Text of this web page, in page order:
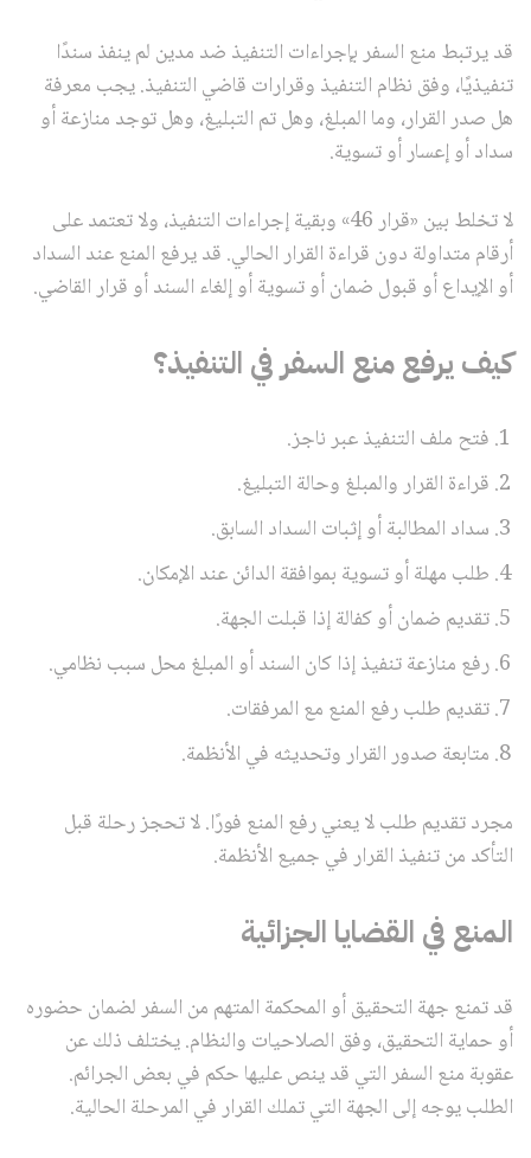
قد يرتبط منع السفر بإجراءات التنفيذ ضد مدين لم ينفذ سندًا
تنفيذيًا، وفق نظام التنفيذ وقرارات قاضي التنفيذ. يجب معرفة
هل صدر القرار، وما المبلغ، وهل تم التبليغ، وهل توجد منازعة أو
سداد أو إعسار أو تسوية.
لا تخلط بين «قرار 46» وبقية إجراءات التنفيذ، ولا تعتمد على
أرقام متداولة دون قراءة القرار الحالي. قد يرفع المنع عند السداد
أو الإيداع أو قبول ضمان أو تسوية أو إلغاء السند أو قرار القاضي.
كيف يرفع منع السفر في التنفيذ؟
فتح ملف التنفيذ عبر ناجز.
قراءة القرار والمبلغ وحالة التبليغ.
سداد المطالبة أو إثبات السداد السابق.
طلب مهلة أو تسوية بموافقة الدائن عند الإمكان.
تقديم ضمان أو كفالة إذا قبلت الجهة.
رفع منازعة تنفيذ إذا كان السند أو المبلغ محل سبب نظامي.
تقديم طلب رفع المنع مع المرفقات.
متابعة صدور القرار وتحديثه في الأنظمة.
مجرد تقديم طلب لا يعني رفع المنع فورًا. لا تحجز رحلة قبل
التأكد من تنفيذ القرار في جميع الأنظمة.
المنع في القضايا الجزائية
قد تمنع جهة التحقيق أو المحكمة المتهم من السفر لضمان حضوره
أو حماية التحقيق، وفق الصلاحيات والنظام. يختلف ذلك عن
عقوبة منع السفر التي قد ينص عليها حكم في بعض الجرائم.
الطلب يوجه إلى الجهة التي تملك القرار في المرحلة الحالية.